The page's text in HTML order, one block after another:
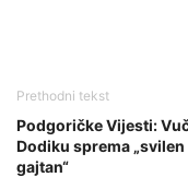
Prethodni tekst
Podgoričke Vijesti:
Dodiku sprema „svilen
gajtan“